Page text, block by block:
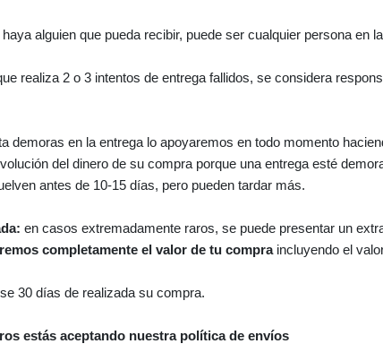
alguien que pueda recibir, puede ser cualquier persona en
realiza 2 o 3 intentos de entrega fallidos, se considera
demoras en la entrega lo apoyaremos en todo momento
del dinero de su compra porque una entrega esté
antes de 10-15 días, pero pueden tardar más.
en casos extremadamente raros, se puede presentar un
completamente el valor de tu compraincluyendo el
30 días de realizada su compra.
estás aceptando nuestra política de envíos